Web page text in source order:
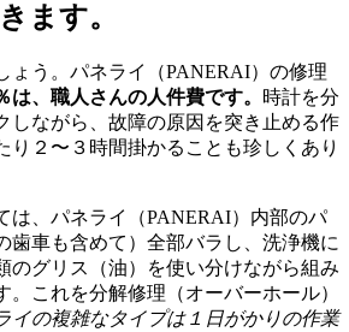
ます。
ょう。パネライ（PANERAI）の修理
は、職人さんの人件費です。 時計を分
しながら、故障の原因を突き止める作
り２〜３時間掛かることも珍しくあり
は、パネライ（PANERAI）内部のパ
歯車も含めて）全部バラし、洗浄機に
のグリス（油）を使い分けながら組み
。これを分解修理（オーバーホール）
イの複雑なタイプは１日がかりの作業